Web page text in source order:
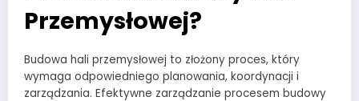
Przemysłowej?
Budowa hali przemysłowej to złożony proces, który
wymaga odpowiedniego planowania, koordynacji i
zarządzania. Efektywne zarządzanie procesem budowy